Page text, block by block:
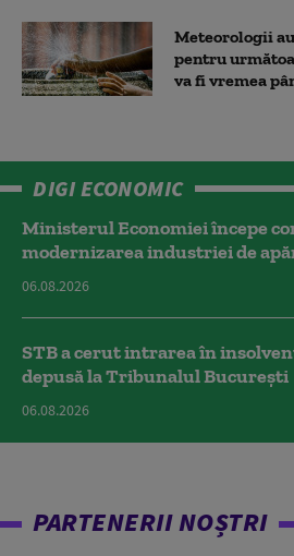
Meteorologii
pentru
va fi vremea
DIGI ECONOMIC
Ministerul Economiei începe
modernizarea industriei de
06.08.2026
STB a cerut intrarea în
depusă la Tribunalul București
06.08.2026
PARTENERII NOȘTRI